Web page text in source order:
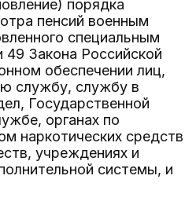
порядка
пенсий военным
специальным
49 Закона Российской
обеспечении лиц,
службу, службу в
Государственной
органах по
наркотических средств
учреждениях и
системы, и